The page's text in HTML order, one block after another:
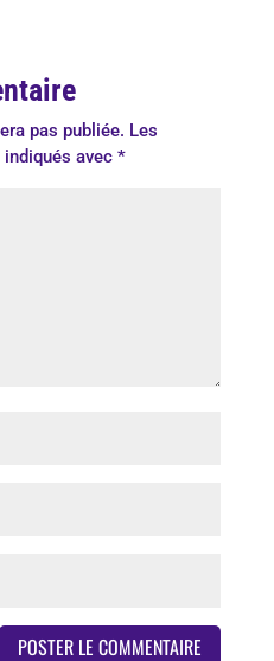
pas publiée. Les
avec *